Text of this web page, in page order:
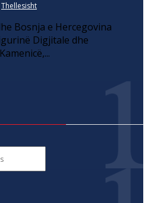
Thellesisht
Bosnja e Hercegovina
Digjitale dhe